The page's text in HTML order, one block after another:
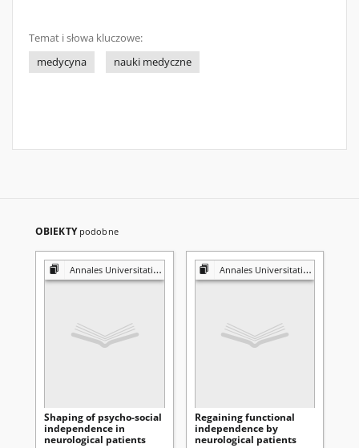
Temat i słowa kluczowe:
medycyna
nauki medyczne
OBIEKTY podobne
Annales Universitatis Mariae Curie-Skłodowska. Sectio D, Medicina
Shaping of psycho-social
independence in
neurological patients
Annales Universitatis Mariae Curie-Skłodowska. Sectio D, Medicina
Regaining functional
independence by
neurological patients